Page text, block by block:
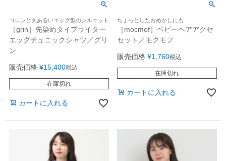
コロンとまあるいエッグ型のシルエット
［grin］先染めタイプライター
エッグチュニックシャツ／グリ
ン
販売価格 ¥15,400税込
在庫切れ
カートに入れる
ちょっとしたおめかしにも
［mocmof］ベビーヘアアクセ
セット／モクモフ
販売価格 ¥1,760税込
在庫切れ
カートに入れる